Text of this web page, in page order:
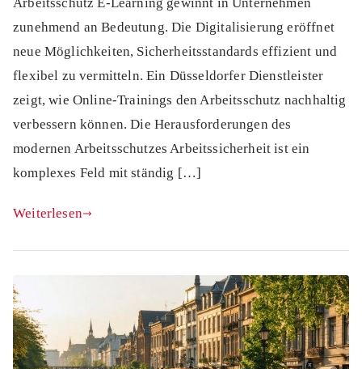
zunehmend an Bedeutung. Die Digitalisierung eröffnet
neue Möglichkeiten, Sicherheitsstandards effizient und
flexibel zu vermitteln. Ein Düsseldorfer Dienstleister
zeigt, wie Online-Trainings den Arbeitsschutz nachhaltig
verbessern können. Die Herausforderungen des
modernen Arbeitsschutzes Arbeitssicherheit ist ein
komplexes Feld mit ständig […]
Weiterlesen